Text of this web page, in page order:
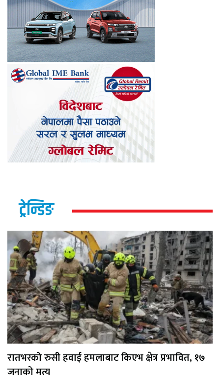
ट्रेन्डिङ
रातभरको रुसी हवाई हमलाबाट किएभ क्षेत्र प्रभावित, १७